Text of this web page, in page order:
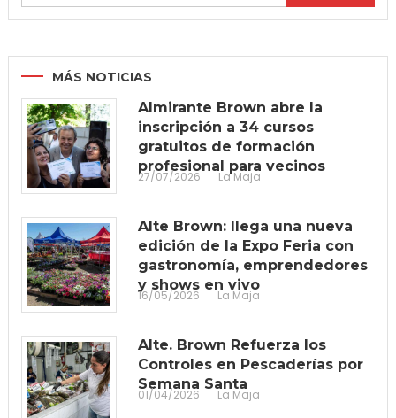
MÁS NOTICIAS
Almirante Brown abre la
inscripción a 34 cursos
gratuitos de formación
profesional para vecinos
27/07/2026 La Maja
Alte Brown: llega una nueva
edición de la Expo Feria con
gastronomía, emprendedores
y shows en vivo
16/05/2026 La Maja
Alte. Brown Refuerza los
Controles en Pescaderías por
Semana Santa
01/04/2026 La Maja